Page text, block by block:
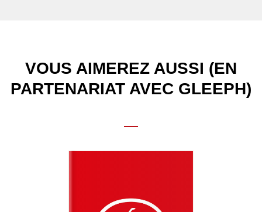
VOUS AIMEREZ AUSSI (EN
PARTENARIAT AVEC GLEEPH)